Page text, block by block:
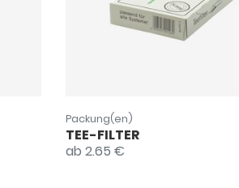
Packung(en)
TEE-FILTER
ab 2.65 €